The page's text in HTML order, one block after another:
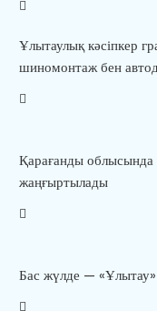
Ұлытаулық кәсіпкер
шиномонтаж бен
Қарағанды
жаңғыртылады
Бас жүлде — «Ұлытау»